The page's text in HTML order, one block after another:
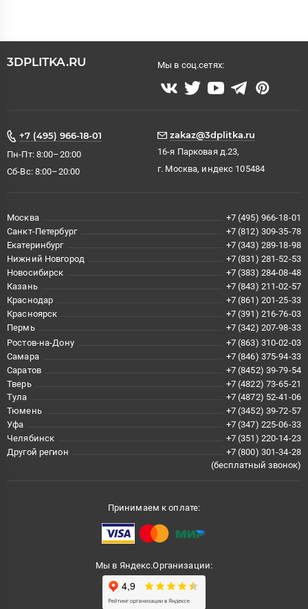
3DPLITKA.RU Мы в соц.сетях:
+7 (495) 966-18-01
Пн-Пт: 8:00–20:00
Сб-Вс: 8:00–20:00
zakaz@3dplitka.ru
16-я Парковая д.23,
г. Москва, индекс 105484
Москва
+7 (495) 966-18-01
Санкт-Петербург
+7 (812) 309-35-78
Екатеринбург
+7 (343) 289-18-98
Нижний Новгород
+7 (831) 281-52-53
Новосибирск
+7 (383) 284-08-48
Казань
+7 (843) 211-02-57
Краснодар
+7 (861) 201-25-33
Красноярск
+7 (391) 216-76-03
Пермь
+7 (342) 207-98-33
Ростов-на-Дону
+7 (863) 310-02-03
Самара
+7 (846) 375-94-33
Саратов
+7 (8452) 39-79-54
Тверь
+7 (4822) 73-65-21
Тула
+7 (4872) 52-41-06
Тюмень
+7 (3452) 39-72-57
Уфа
+7 (347) 225-06-33
Челябинск
+7 (351) 220-14-23
Другой регион
+7 (800) 301-34-28
(бесплатный звонок)
Принимаем к оплате:
Мы в Яндекс.Организации: